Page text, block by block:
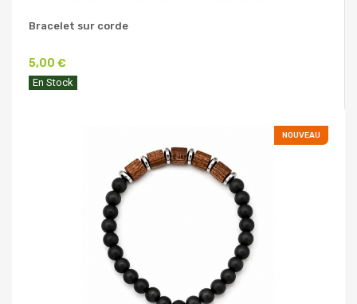
Bracelet sur corde
5,00 €
En Stock
NOUVEAU